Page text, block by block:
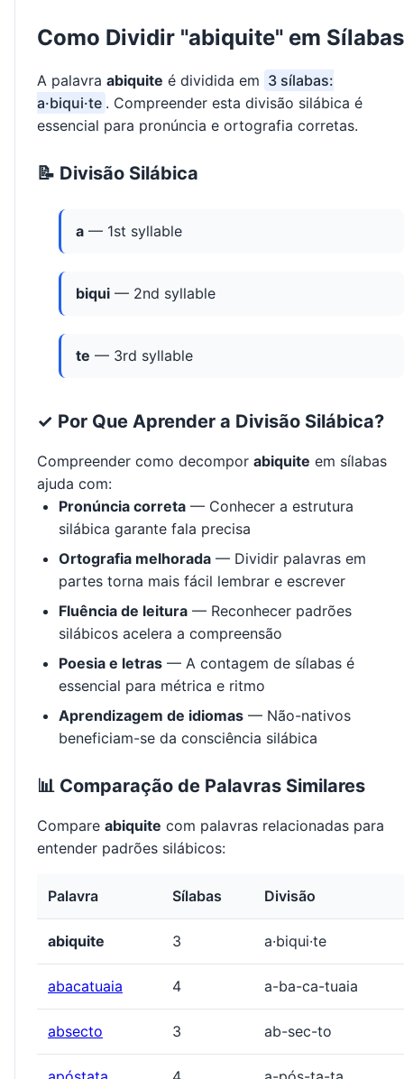
Como Dividir "abiquite" em Sílabas
A palavra abiquite é dividida em 3 sílabas:
a·biqui·te . Compreender esta divisão silábica é
essencial para pronúncia e ortografia corretas.
📝 Divisão Silábica
a — 1st syllable
biqui — 2nd syllable
te — 3rd syllable
✓ Por Que Aprender a Divisão Silábica?
Compreender como decompor abiquite em sílabas
ajuda com:
Pronúncia correta — Conhecer a estrutura
silábica garante fala precisa
Ortografia melhorada — Dividir palavras em
partes torna mais fácil lembrar e escrever
Fluência de leitura — Reconhecer padrões
silábicos acelera a compreensão
Poesia e letras — A contagem de sílabas é
essencial para métrica e ritmo
Aprendizagem de idiomas — Não-nativos
beneficiam-se da consciência silábica
📊 Comparação de Palavras Similares
Compare abiquite com palavras relacionadas para
entender padrões silábicos:
Palavra Sílabas Divisão
abiquite 3 a·biqui·te
abacatuaia 4 a-ba-ca-tuaia
absecto 3 ab-sec-to